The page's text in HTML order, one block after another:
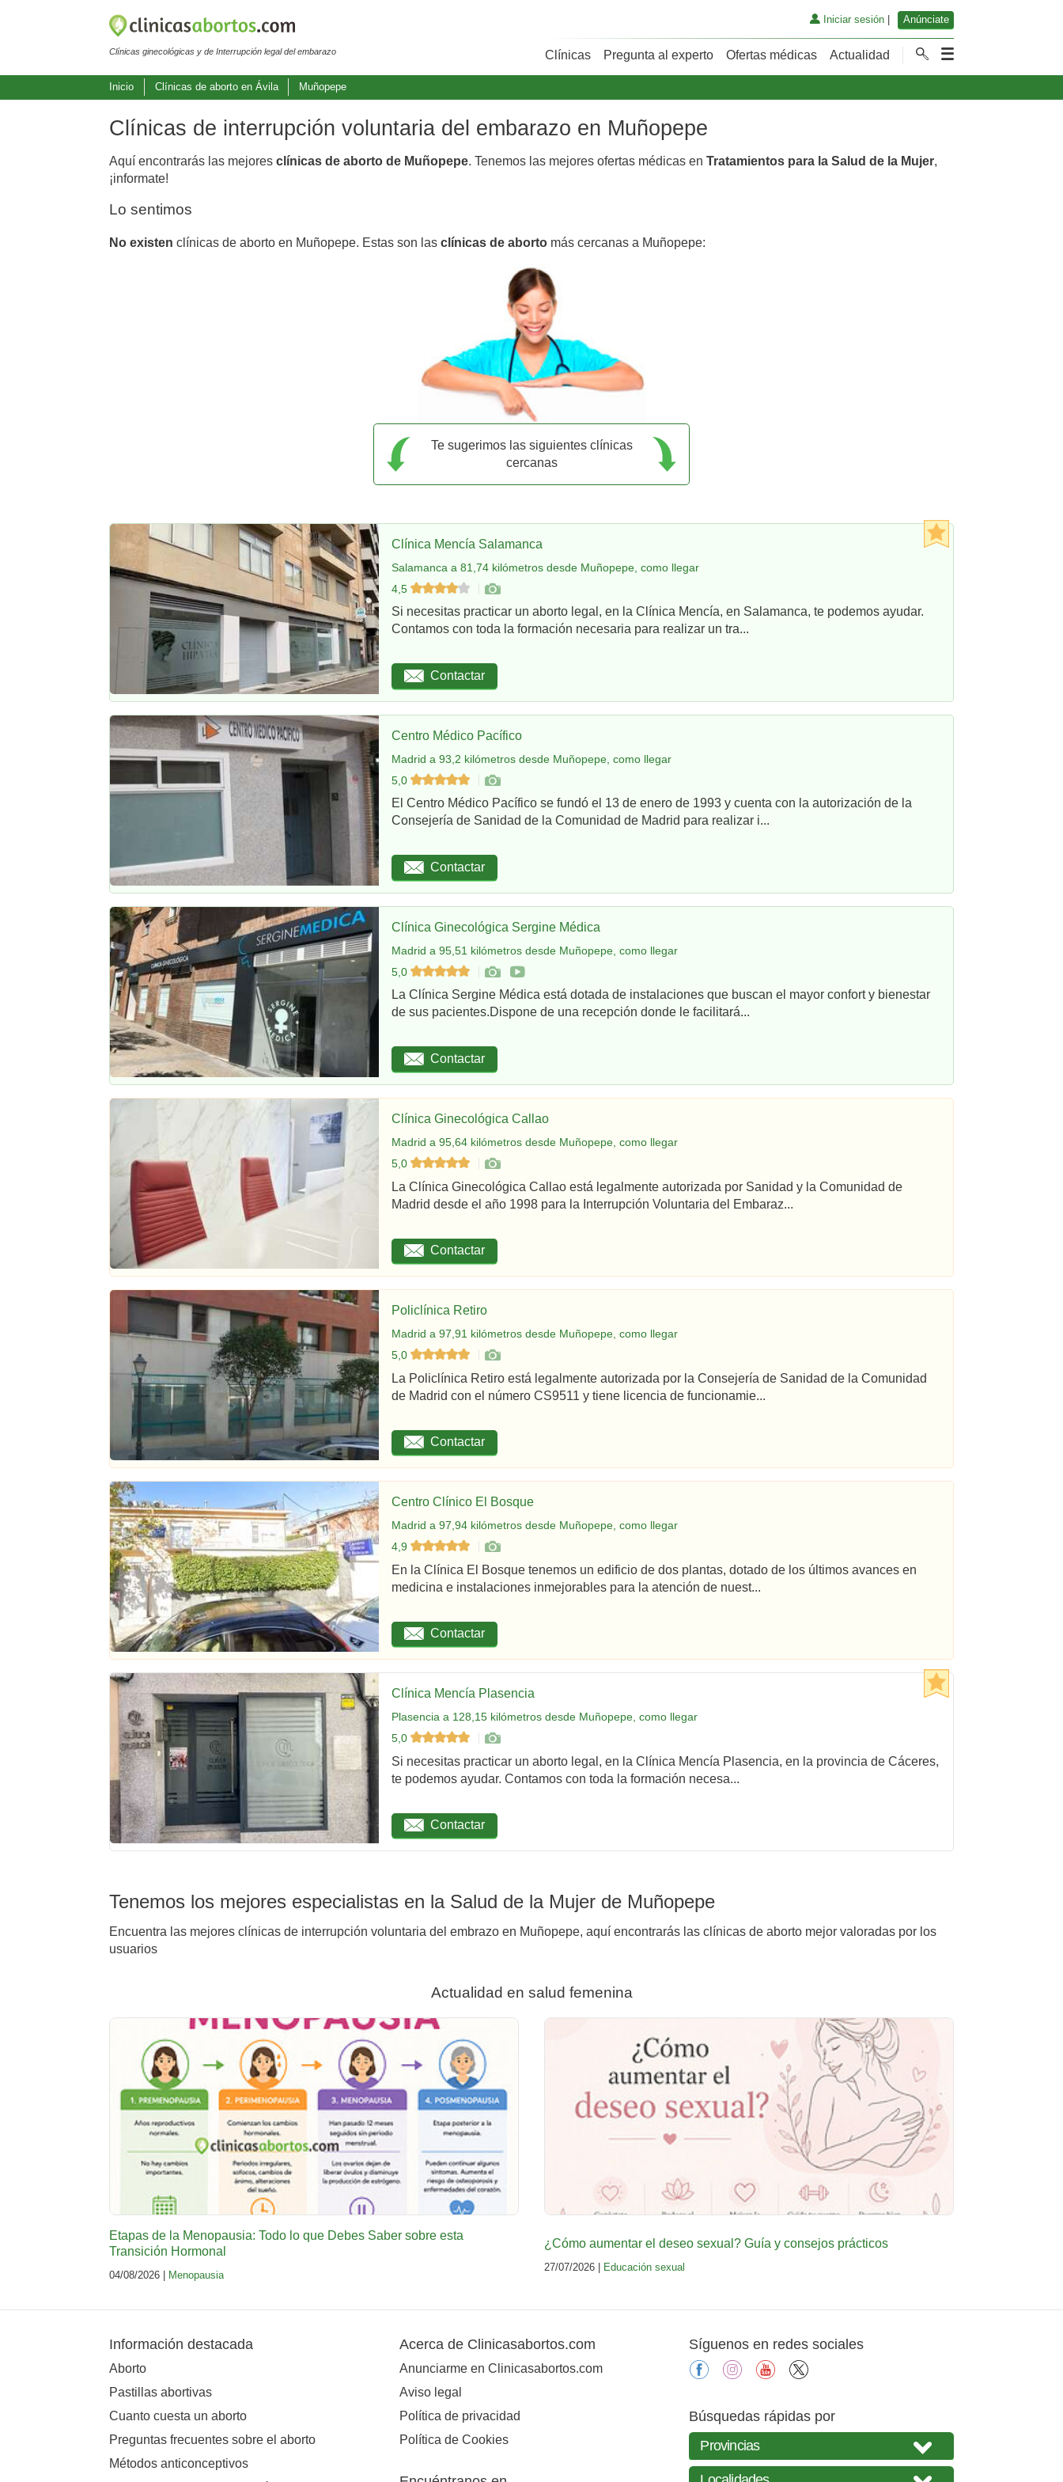
Clínicas ginecológicas y de Interrupción legal del embarazo
Iniciar sesión| Anúnciate
Clínicas Pregunta al experto Ofertas médicas Actualidad
Inicio Clínicas de aborto en Ávila Muñopepe
Clínicas de interrupción voluntaria del embarazo en Muñopepe
Aquí encontrarás las mejores clínicas de aborto de Muñopepe. Tenemos las mejores ofertas médicas en Tratamientos para la Salud de la Mujer,
¡informate!
Lo sentimos
No existen clínicas de aborto en Muñopepe. Estas son las clínicas de aborto más cercanas a Muñopepe:
Te sugerimos las siguientes clínicas
cercanas
Clínica Mencía Salamanca
Salamanca a 81,74 kilómetros desde Muñopepe, como llegar
4,5
Si necesitas practicar un aborto legal, en la Clínica Mencía, en Salamanca, te podemos ayudar.
Contamos con toda la formación necesaria para realizar un tra...
Contactar
Centro Médico Pacífico
Madrid a 93,2 kilómetros desde Muñopepe, como llegar
5,0
El Centro Médico Pacífico se fundó el 13 de enero de 1993 y cuenta con la autorización de la
Consejería de Sanidad de la Comunidad de Madrid para realizar i...
Contactar
Clínica Ginecológica Sergine Médica
Madrid a 95,51 kilómetros desde Muñopepe, como llegar
5,0
La Clínica Sergine Médica está dotada de instalaciones que buscan el mayor confort y bienestar
de sus pacientes.Dispone de una recepción donde le facilitará...
Contactar
Clínica Ginecológica Callao
Madrid a 95,64 kilómetros desde Muñopepe, como llegar
5,0
La Clínica Ginecológica Callao está legalmente autorizada por Sanidad y la Comunidad de
Madrid desde el año 1998 para la Interrupción Voluntaria del Embaraz...
Contactar
Policlínica Retiro
Madrid a 97,91 kilómetros desde Muñopepe, como llegar
5,0
La Policlínica Retiro está legalmente autorizada por la Consejería de Sanidad de la Comunidad
de Madrid con el número CS9511 y tiene licencia de funcionamie...
Contactar
Centro Clínico El Bosque
Madrid a 97,94 kilómetros desde Muñopepe, como llegar
4,9
En la Clínica El Bosque tenemos un edificio de dos plantas, dotado de los últimos avances en
medicina e instalaciones inmejorables para la atención de nuest...
Contactar
Clínica Mencía Plasencia
Plasencia a 128,15 kilómetros desde Muñopepe, como llegar
5,0
Si necesitas practicar un aborto legal, en la Clínica Mencía Plasencia, en la provincia de Cáceres,
te podemos ayudar. Contamos con toda la formación necesa...
Contactar
Tenemos los mejores especialistas en la Salud de la Mujer de Muñopepe
Encuentra las mejores clínicas de interrupción voluntaria del embrazo en Muñopepe, aquí encontrarás las clínicas de aborto mejor valoradas por los
usuarios
Actualidad en salud femenina
Etapas de la Menopausia: Todo lo que Debes Saber sobre esta
Transición Hormonal
04/08/2026 | Menopausia
¿Cómo aumentar el deseo sexual? Guía y consejos prácticos
27/07/2026 | Educación sexual
Información destacada
Aborto
Pastillas abortivas
Cuanto cuesta un aborto
Preguntas frecuentes sobre el aborto
Métodos anticonceptivos
Acerca de Clinicasabortos.com
Anunciarme en Clinicasabortos.com
Aviso legal
Política de privacidad
Política de Cookies
Síguenos en redes sociales
facebookinstagramyoutube
Búsquedas rápidas por